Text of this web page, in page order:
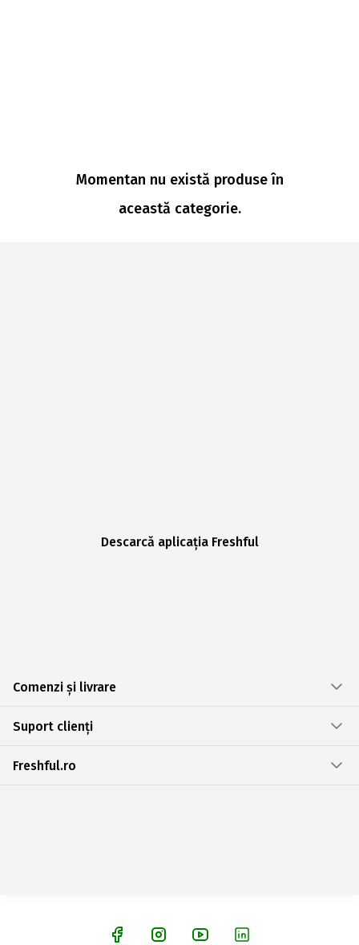
Momentan nu există produse în
această categorie.
Descarcă aplicația Freshful
Comenzi și livrare
Suport clienți
Freshful.ro